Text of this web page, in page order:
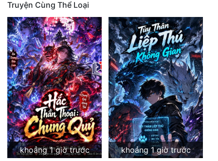
Truyện Cùng Thể Loại
khoảng 1 giờ trước
khoảng 1 giờ trước